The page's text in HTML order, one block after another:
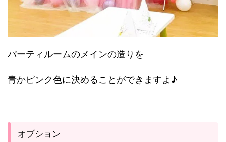
パーティルームのメインの造りを
青かピンク色に決めることができますよ♪
オプション